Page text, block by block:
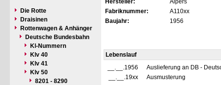
Die Rotte
Draisinen
Rottenwagen & Anhänger
Deutsche Bundesbahn
Kl-Nummern
Klv 40
Klv 41
Klv 50
8201 - 8290
Hersteller:
Alpers
Fabriknummer:
A110xx
Baujahr:
1956
Lebenslauf
__.__.1956
Auslieferung an DB -
__.__.19xx
Ausmusterung